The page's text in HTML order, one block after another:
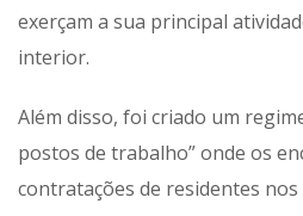
exerçam a sua principal
interior.
Além disso, foi criado um
postos de trabalho” onde os
contratações de residentes